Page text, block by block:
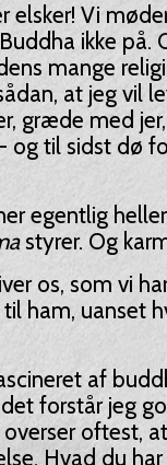
elsker! Vi
ikke på.
mange
at jeg vil
græde med
og til sidst dø
egentlig
styrer. Og
os, som vi
ham, uanset
af
forstår jeg
oftest,
Hvad du